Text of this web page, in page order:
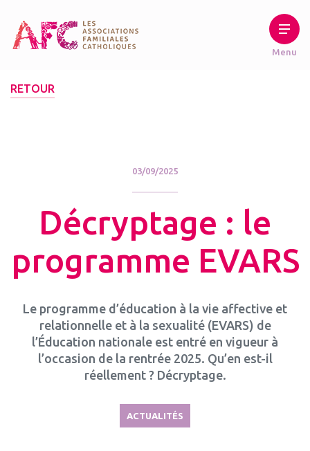
RETOUR
03/09/2025
Décryptage : le
programme EVARS
Le programme d’éducation à la vie affective et
relationnelle et à la sexualité (EVARS) de
l’Éducation nationale est entré en vigueur à
l’occasion de la rentrée 2025. Qu’en est-il
réellement ? Décryptage.
ACTUALITÉS